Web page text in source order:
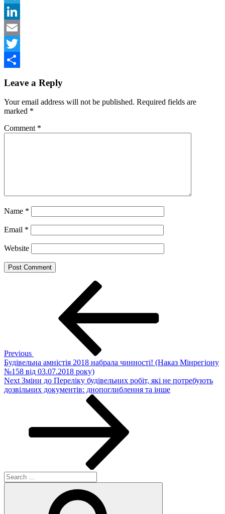
Telegram
LinkedIn
Email
Twitter
Leave a Reply
Your email address will not be published. Required fields are
marked *
Comment *
Name *
Email *
Website
Previous
Будівельна амністія 2018 набрала чинності! (Наказ Мінрегіону
№158 від 03.07.2018 року)
Next
Post
Next Зміни до Переліку будівельних робіт, які не потребують
дозвільних документів: днопоглиблення та інше
Search
for: